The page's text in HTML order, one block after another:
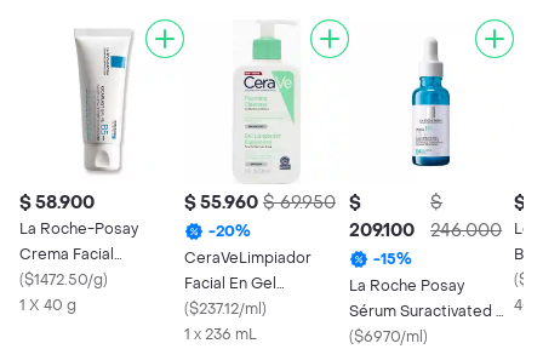
$ 58.900
La Roche-Posay
Crema Facial
Cicaplast Baume B5 +
($1472.50/g)
1 X 40 g
$ 55.960 $ 69.950
-20%
CeraVeLimpiador
Facial En Gel
Hidratante Piel Normal
A Grasa
($237.12/ml)
1 x 236 mL
$
209.100
$
246.000
-15%
La Roche Posay
Sérum Suractivated Nv
Hyalu B5
($6970/ml)
$
(